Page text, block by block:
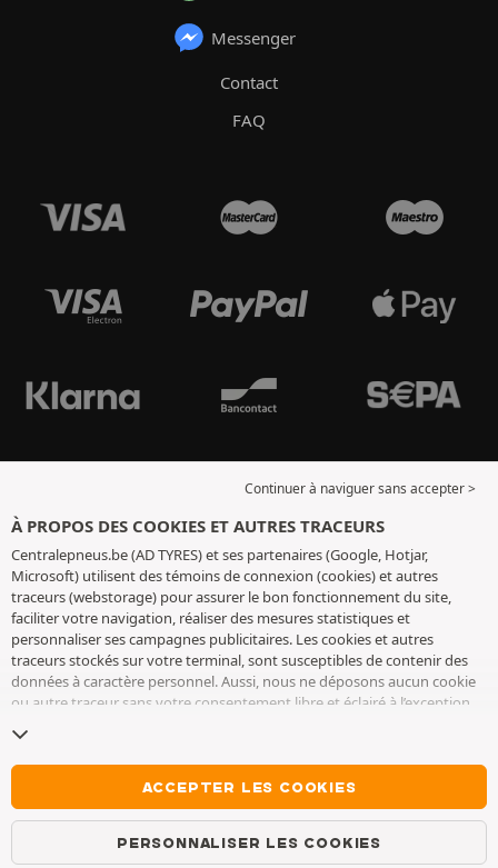
Messenger
Contact
FAQ
Continuer à naviguer sans accepter >
À PROPOS DES COOKIES ET AUTRES TRACEURS
Centralepneus.be (AD TYRES) et ses partenaires (Google, Hotjar,
Microsoft) utilisent des témoins de connexion (cookies) et autres
traceurs (webstorage) pour assurer le bon fonctionnement du site,
faciliter votre navigation, réaliser des mesures statistiques et
personnaliser ses campagnes publicitaires. Les cookies et autres
traceurs stockés sur votre terminal, sont susceptibles de contenir des
données à caractère personnel. Aussi, nous ne déposons aucun cookie
ou autre traceur sans votre consentement libre et éclairé à l’exception
conservons votre choix pendant 6 mois. Vous pouvez retirer votre
consentement à tout moment en vous rendant sur lapage cookies et
. Vous pouvez choisir de continuer à naviguer sans
accepter le dépôt de cookies ou autres traceurs. Le refus ne fait pas
obstacle à l’accès aux services AD TYRES. Pour plus d’informations, nous
vous invitons à consulterla page cookies et autres traceurs
ACCEPTER LES COOKIES
PERSONNALISER LES COOKIES